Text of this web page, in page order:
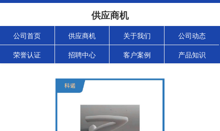
供应商机
公司首页 供应商机 关于我们 公司动态
荣誉认证 招聘中心 客户案例 产品知识